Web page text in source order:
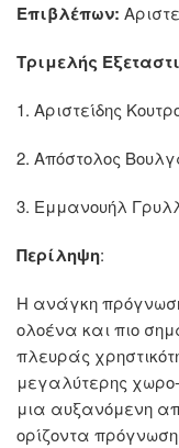
Επιβλέπων:
Τριμελής
1. Αριστείδης
2. Απόστολος
3. Εμμανουήλ
Περίληψη:
Η ανάγκη
ολοένα και πιο
πλευράς
μεγαλύτερης
μια αυξανόμενη
ορίζοντα